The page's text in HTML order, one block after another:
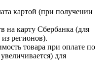
картой (при получении
на карту Сбербанка (для
регионов).
товара при оплате по
для